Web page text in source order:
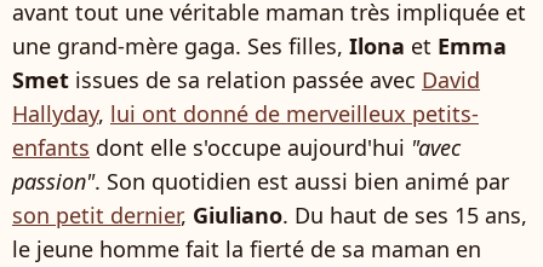
avant tout une véritable maman très impliquée et
une grand-mère gaga. Ses filles, Ilona et Emma
Smet issues de sa relation passée avec David
Hallyday, lui ont donné de merveilleux petits-
enfants dont elle s'occupe aujourd'hui "avec
passion". Son quotidien est aussi bien animé par
son petit dernier, Giuliano. Du haut de ses 15 ans,
le jeune homme fait la fierté de sa maman en